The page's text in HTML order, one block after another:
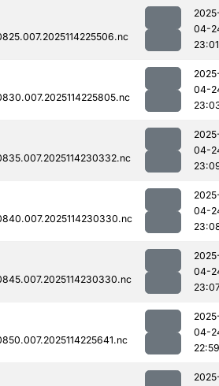
04-
23:01
04-
04-
04-
04-
04-
22:59